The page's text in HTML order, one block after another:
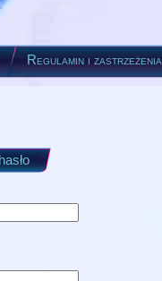
Regulamin i zastrzeżenia